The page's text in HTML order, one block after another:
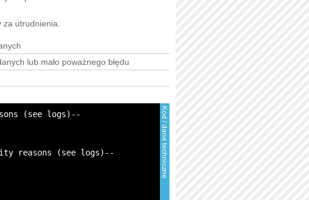
utrudnienia.
lub mało poważnego błędu
(see logs)--
reasons (see logs)--